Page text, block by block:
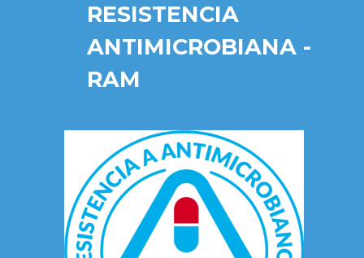
RESISTENCIA
ANTIMICROBIANA -
RAM